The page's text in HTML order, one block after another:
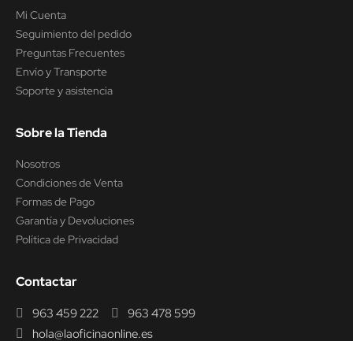
Mi Cuenta
Seguimiento del pedido
Preguntas Frecuentes
Envío y Transporte
Soporte y asistencia
Sobre la Tienda
Nosotros
Condiciones de Venta
Formas de Pago
Garantía y Devoluciones
Política de Privacidad
Contactar
963 459 222
963 478 599
hola@laoficinaonline.es